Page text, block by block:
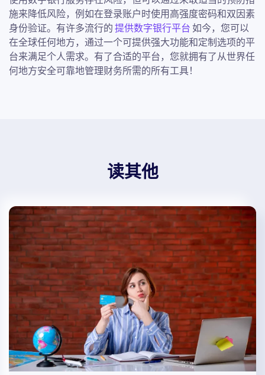
施来降低风险，例如在登录账户时使用高强度密码和双因素
身份验证。有许多流行的提供数字银行平台如今，您可以
在全球任何地方，通过一个可提供强大功能和定制选项的平
台来满足个人需求。有了合适的平台，您就拥有了从世界任
何地方安全可靠地管理财务所需的所有工具！
读其他